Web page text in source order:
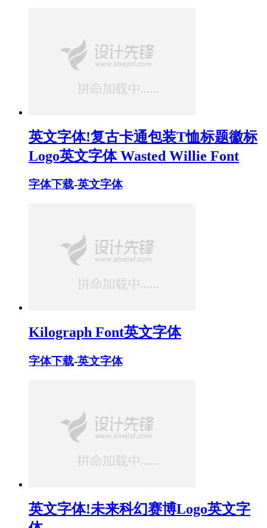
英文字体!复古卡通包装T恤标题徽标
Logo英文字体 Wasted Willie Font
字体下载-英文字体
Kilograph Font英文字体
字体下载-英文字体
英文字体!未来科幻赛博Logo英文字